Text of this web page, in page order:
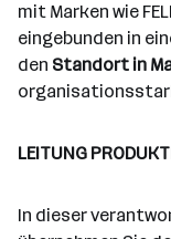
e
n
e
b
e
r
e
i
t
e
*
n
n
o
r
t
mit Marken wie
eingebunden in
den Standort in
LEITUNG
In dieser